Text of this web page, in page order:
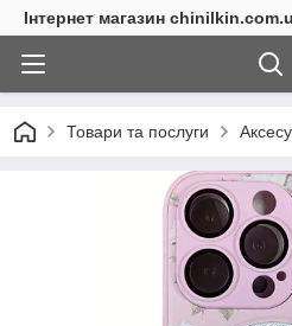
Інтернет магазин
Товари та послуги